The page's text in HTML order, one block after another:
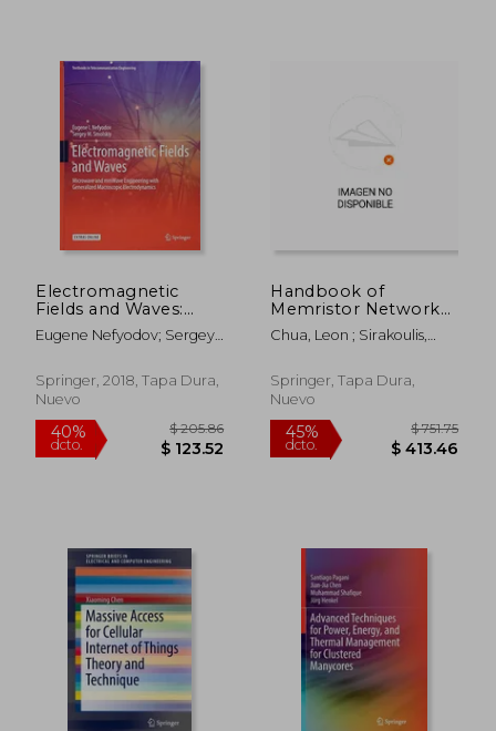
45% 40%
dcto.
Electromagnetic
Fields and Waves:
Microwave and
Mmwave Engineering
Macroscopic
Electrodynamics
Telecommunication
Engineering) (en
Eugene Nefyodov; Sergey
Springer, 2018, Tapa Dura,
Nuevo
Handbook of
Memristor Networks
(en Inglés)
Chua, Leon ; Sirakoulis,
Andrew
Springer, Tapa Dura,
Nuevo